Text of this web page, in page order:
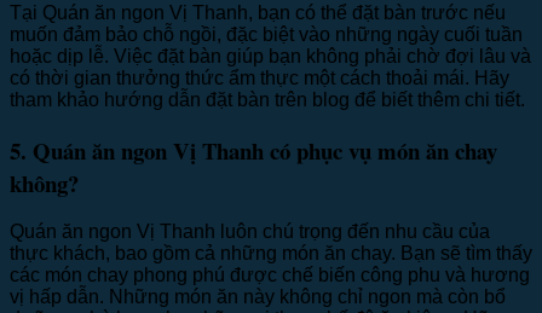
Tại Quán ăn ngon Vị Thanh, bạn có thể đặt bàn trước nếu
muốn đảm bảo chỗ ngồi, đặc biệt vào những ngày cuối tuần
hoặc dịp lễ. Việc đặt bàn giúp bạn không phải chờ đợi lâu và
có thời gian thưởng thức ẩm thực một cách thoải mái. Hãy
tham khảo hướng dẫn đặt bàn trên blog để biết thêm chi tiết.
5. Quán ăn ngon Vị Thanh có phục vụ món ăn chay
không?
Quán ăn ngon Vị Thanh luôn chú trọng đến nhu cầu của
thực khách, bao gồm cả những món ăn chay. Bạn sẽ tìm thấy
các món chay phong phú được chế biến công phu và hương
vị hấp dẫn. Những món ăn này không chỉ ngon mà còn bổ